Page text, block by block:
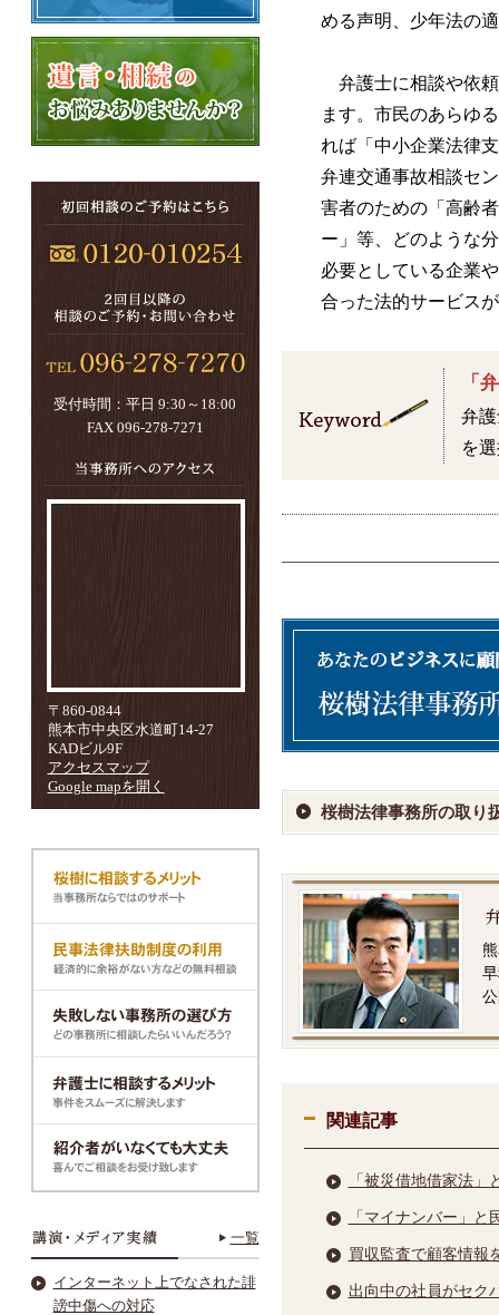
受付時間：平日 9:30～18:00
FAX 096-278-7271
〒860-0844
熊本市中央区水道町14-27
KADビル9F
アクセスマップ
Google mapを開く
一覧
インターネット上でなされた誹
謗中傷への対応
める声明、少年法の
弁護士に相談や依頼
ます。市民のあらゆ
れば「中小企業法律
弁連交通事故相談セ
害者のための「高齢
ー」等、どのような
必要としている企業
合った法的サービス
「
弁
を
桜樹法律事務所の取り
関連記事
「被災借地借家法」
「マイナンバー」と
買収監査で顧客情報
出向中の社員がセク